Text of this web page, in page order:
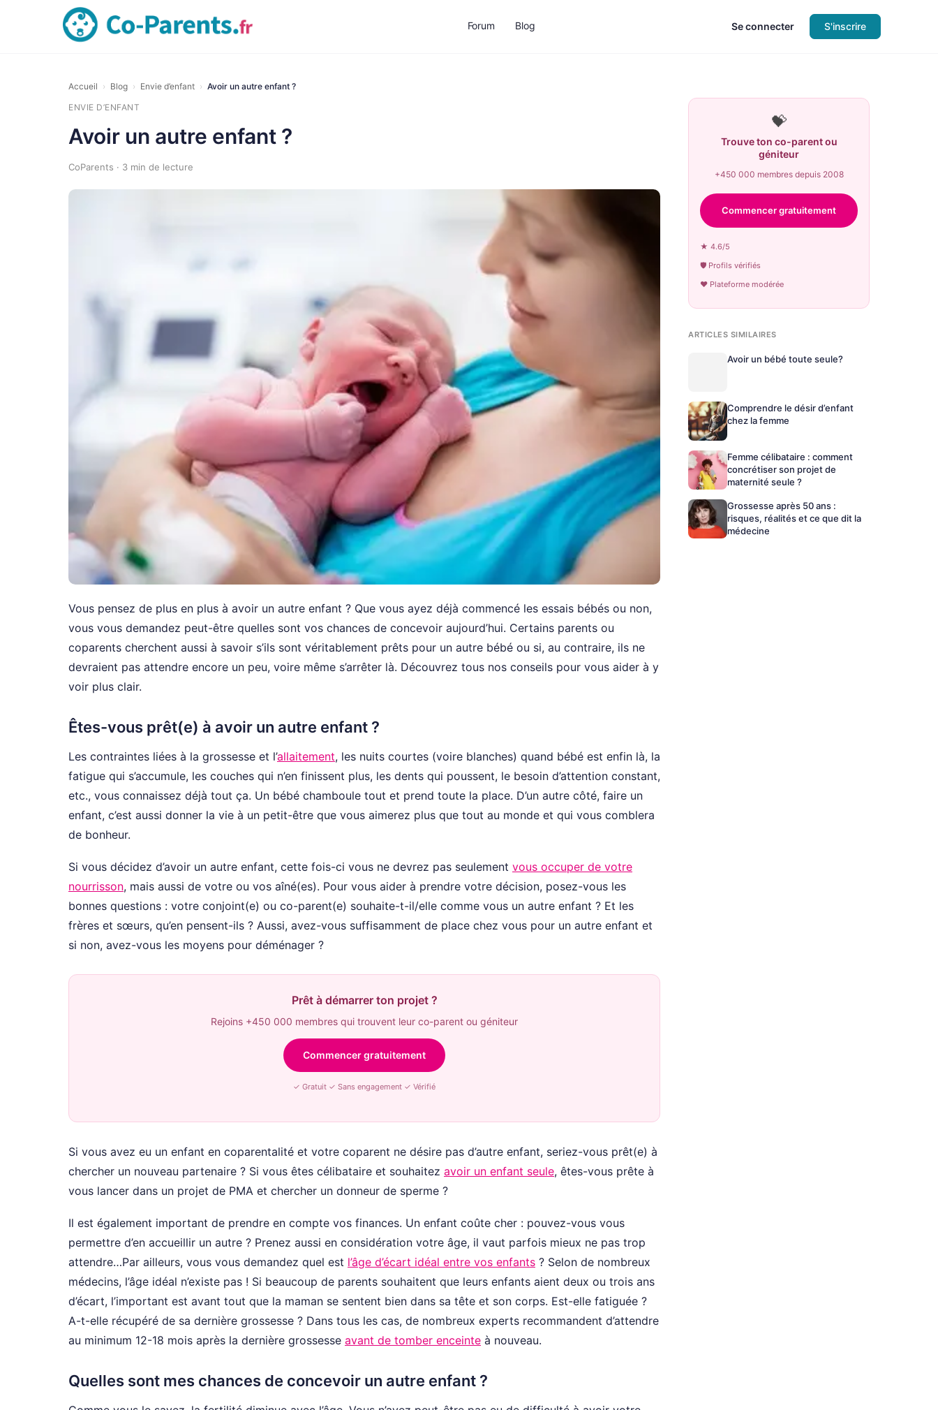
Forum Blog Se connecter S'inscrire
Accueil › Blog › Envie d’enfant › Avoir un autre enfant ?
ENVIE D’ENFANT
Avoir un autre enfant ?
CoParents · 3 min de lecture
Vous pensez de plus en plus à avoir un autre enfant ? Que vous ayez déjà commencé les essais bébés ou non,
vous vous demandez peut-être quelles sont vos chances de concevoir aujourd’hui. Certains parents ou
coparents cherchent aussi à savoir s’ils sont véritablement prêts pour un autre bébé ou si, au contraire, ils ne
devraient pas attendre encore un peu, voire même s’arrêter là. Découvrez tous nos conseils pour vous aider à y
voir plus clair.
Êtes-vous prêt(e) à avoir un autre enfant ?
Les contraintes liées à la grossesse et l’allaitement, les nuits courtes (voire blanches) quand bébé est enfin là, la
fatigue qui s’accumule, les couches qui n’en finissent plus, les dents qui poussent, le besoin d’attention constant,
etc., vous connaissez déjà tout ça. Un bébé chamboule tout et prend toute la place. D’un autre côté, faire un
enfant, c’est aussi donner la vie à un petit-être que vous aimerez plus que tout au monde et qui vous comblera
de bonheur.
Si vous décidez d’avoir un autre enfant, cette fois-ci vous ne devrez pas seulement vous occuper de votre
nourrisson, mais aussi de votre ou vos aîné(es). Pour vous aider à prendre votre décision, posez-vous les
bonnes questions : votre conjoint(e) ou co-parent(e) souhaite-t-il/elle comme vous un autre enfant ? Et les
frères et sœurs, qu’en pensent-ils ? Aussi, avez-vous suffisamment de place chez vous pour un autre enfant et
si non, avez-vous les moyens pour déménager ?
Prêt à démarrer ton projet ?
Rejoins +450 000 membres qui trouvent leur co-parent ou géniteur
Commencer gratuitement
✓ Gratuit ✓ Sans engagement ✓ Vérifié
Si vous avez eu un enfant en coparentalité et votre coparent ne désire pas d’autre enfant, seriez-vous prêt(e) à
chercher un nouveau partenaire ? Si vous êtes célibataire et souhaitez avoir un enfant seule, êtes-vous prête à
vous lancer dans un projet de PMA et chercher un donneur de sperme ?
Il est également important de prendre en compte vos finances. Un enfant coûte cher : pouvez-vous vous
permettre d’en accueillir un autre ? Prenez aussi en considération votre âge, il vaut parfois mieux ne pas trop
attendre…Par ailleurs, vous vous demandez quel est l’âge d’écart idéal entre vos enfants ? Selon de nombreux
médecins, l’âge idéal n’existe pas ! Si beaucoup de parents souhaitent que leurs enfants aient deux ou trois ans
d’écart, l’important est avant tout que la maman se sentent bien dans sa tête et son corps. Est-elle fatiguée ?
A-t-elle récupéré de sa dernière grossesse ? Dans tous les cas, de nombreux experts recommandent d’attendre
au minimum 12-18 mois après la dernière grossesse avant de tomber enceinte à nouveau.
Quelles sont mes chances de concevoir un autre enfant ?
💝
Trouve ton co-parent ou
géniteur
+450 000 membres depuis 2008
Commencer gratuitement
★ 4.6/5
🛡 Profils vérifiés
♥ Plateforme modérée
ARTICLES SIMILAIRES
Avoir un bébé toute seule?
Comprendre le désir d’enfant
chez la femme
Femme célibataire : comment
concrétiser son projet de
maternité seule ?
Grossesse après 50 ans :
risques, réalités et ce que dit la
médecine